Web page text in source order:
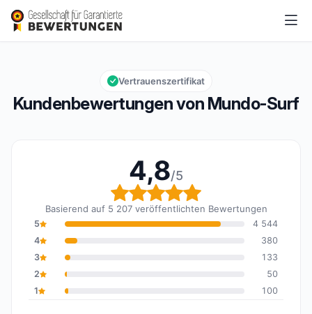
Mundo-Surf
Gesamtbewertung: 4,8 von 5
4,8/5
Kundenbewertungen von Mundo-Surf
Vertrauenszertifikat
4,8/5
Gesamtbewertung: 4,8
Basierend auf 5 207 veröffentlichten Bewertungen
5
4 544
4
380
3
133
2
50
1
100